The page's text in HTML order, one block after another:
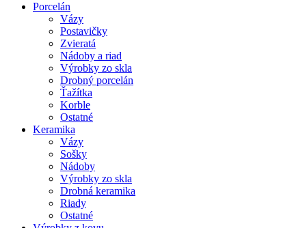
Porcelán
Vázy
Postavičky
Zvieratá
Nádoby a riad
Výrobky zo skla
Drobný porcelán
Ťažítka
Korble
Ostatné
Keramika
Vázy
Sošky
Nádoby
Výrobky zo skla
Drobná keramika
Riady
Ostatné